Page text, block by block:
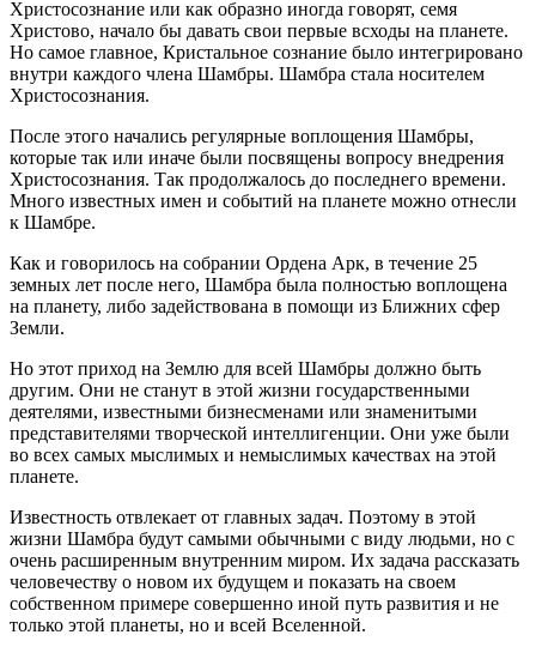
Христосознание или как образно иногда говорят, семя
Христово, начало бы давать свои первые всходы на планете.
Но самое главное, Кристальное сознание было интегрировано
внутри каждого члена Шамбры. Шамбра стала носителем
Христосознания.
После этого начались регулярные воплощения Шамбры,
которые так или иначе были посвящены вопросу внедрения
Христосознания. Так продолжалось до последнего времени.
Много известных имен и событий на планете можно отнесли
к Шамбре.
Как и говорилось на собрании Ордена Арк, в течение 25
земных лет после него, Шамбра была полностью воплощена
на планету, либо задействована в помощи из Ближних сфер
Земли.
Но этот приход на Землю для всей Шамбры должно быть
другим. Они не станут в этой жизни государственными
деятелями, известными бизнесменами или знаменитыми
представителями творческой интеллигенции. Они уже были
во всех самых мыслимых и немыслимых качествах на этой
планете.
Известность отвлекает от главных задач. Поэтому в этой
жизни Шамбра будут самыми обычными с виду людьми, но с
очень расширенным внутренним миром. Их задача рассказать
человечеству о новом их будущем и показать на своем
собственном примере совершенно иной путь развития и не
только этой планеты, но и всей Вселенной.